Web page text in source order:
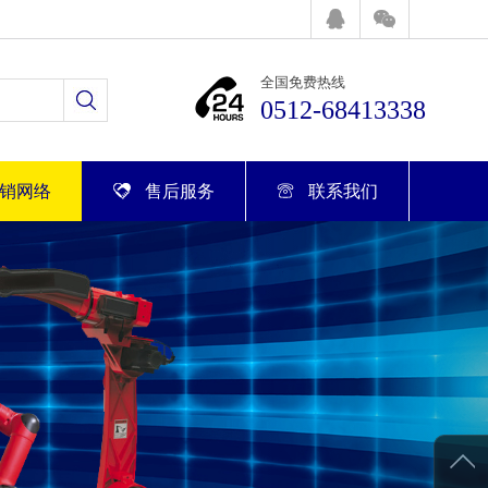
全国免费热线
0512-68413338
网络 售后服务 联系我们